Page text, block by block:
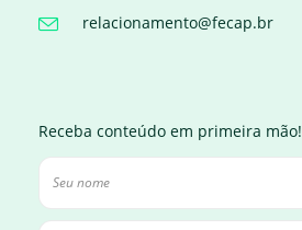
relacionamento@fecap.br
Receba conteúdo em primeira mão!